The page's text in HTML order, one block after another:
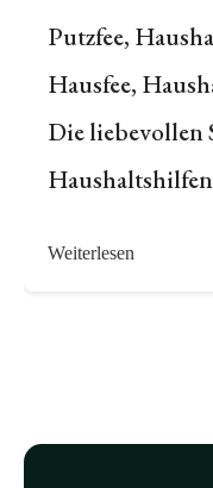
Putzfee,
Hausfee,
Die liebevollen
Haushaltshilfen
Weiterlesen